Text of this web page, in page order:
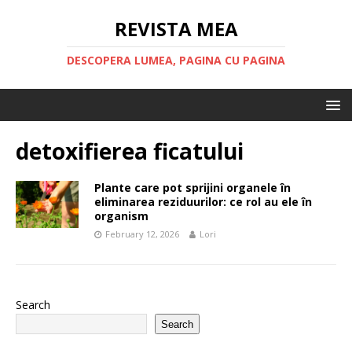
REVISTA MEA
DESCOPERA LUMEA, PAGINA CU PAGINA
detoxifierea ficatului
Plante care pot sprijini organele în
eliminarea reziduurilor: ce rol au ele în
organism
February 12, 2026 Lori
Search
Search